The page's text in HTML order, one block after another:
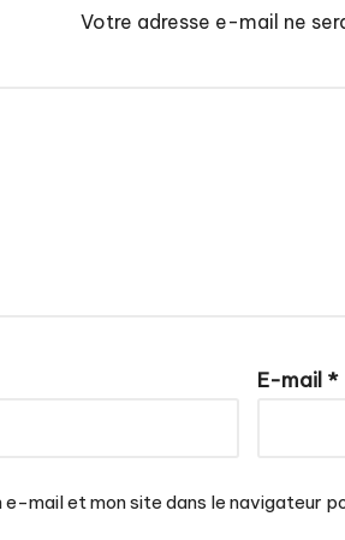
Votre adresse e-mail ne
E-mail *
e-mail et mon site dans le navigateur